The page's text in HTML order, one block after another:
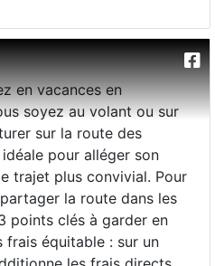
en vacances en
soyez au volant ou sur
sur la route des
pour alléger son
trajet plus convivial. Pour
la route dans les
points clés à garder en
équitable : sur un